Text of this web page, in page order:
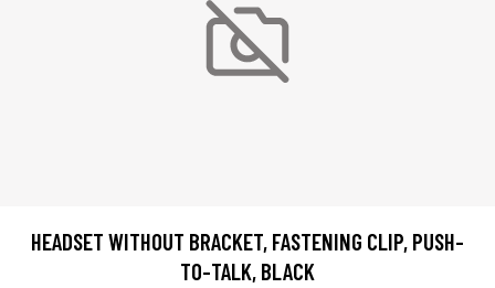
HEADSET WITHOUT BRACKET, FASTENING CLIP, PUSH-
TO-TALK, BLACK